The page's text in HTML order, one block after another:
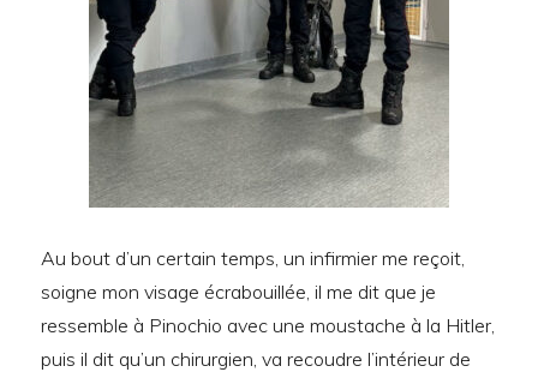
Au bout d’un certain temps, un infirmier me reçoit,
soigne mon visage écrabouillée, il me dit que je
ressemble à Pinochio avec une moustache à la Hitler,
puis il dit qu’un chirurgien, va recoudre l’intérieur de